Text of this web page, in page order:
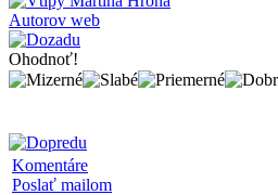
Autorov web
Ohodnoť!
Komentáre
Poslať mailom